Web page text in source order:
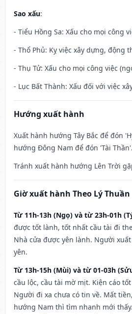
Sao xấu:
- Tiểu Hồng Sa: Xấu cho mọi công
- Thổ Phủ: Kỵ việc xây dựng, động
- Thụ Tử: Xấu cho mọi công việc
- Lục Bất Thành: Xấu đối với việc
Hướng xuất hành
Xuất hành hướng Tây Bắc để đón
hướng Đông Nam để đón 'Tài Thần'.
Tránh xuất hành hướng Lên Trời
Giờ xuất hành Theo Lý Thuần
Từ 11h-13h (Ngọ) và từ 23h-01h
được tốt lành, tốt nhất cầu tài đi
Nhà cửa được yên lành. Người
yên.
Từ 13h-15h (Mùi) và từ 01-03h
cầu lộc, cầu tài mờ mịt. Kiện cáo
Người đi xa chưa có tin về. Mất
hướng Nam thì tìm nhanh mới